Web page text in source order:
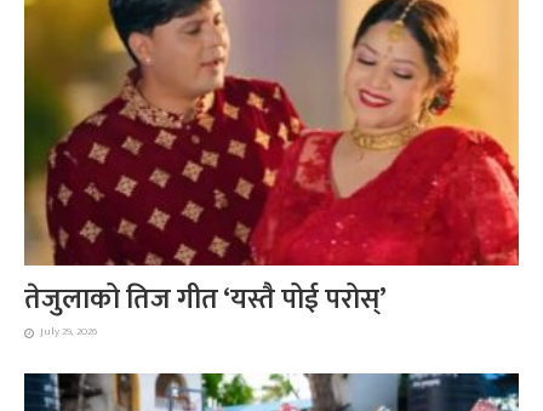
तेजुलाको तिज गीत ‘यस्तै पोई परोस्’
July 29, 2026